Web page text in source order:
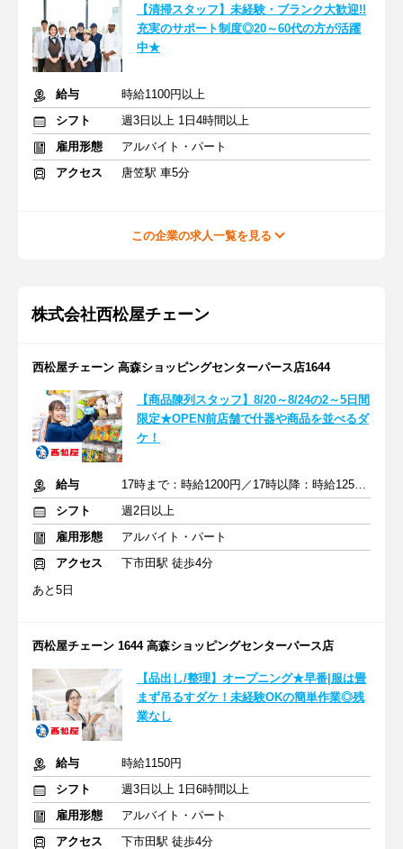
【清掃スタッフ】未経験・ブランク大歓迎!!
充実のサポート制度◎20～60代の方が活躍
中★
給与
時給1100円以上
シフト
週3日以上 1日4時間以上
雇用形態
アルバイト・パート
アクセス
唐笠駅 車5分
この企業の求人一覧を見る
株式会社西松屋チェーン
西松屋チェーン 高森ショッピングセンターパース店1644
【商品陳列スタッフ】8/20～8/24の2～5日間
限定★OPEN前店舗で什器や商品を並べるダ
ケ！
給与
17時まで：時給1200円／17時以降：時給1250円
シフト
週2日以上
雇用形態
アルバイト・パート
アクセス
下市田駅 徒歩4分
あと5日
西松屋チェーン 1644 高森ショッピングセンターパース店
【品出し/整理】オープニング★早番|服は畳
まず吊るすダケ！未経験OKの簡単作業◎残
業なし
給与
時給1150円
シフト
週3日以上 1日6時間以上
雇用形態
アルバイト・パート
アクセス
下市田駅 徒歩4分